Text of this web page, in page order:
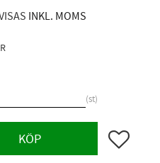
INKL. MOMS
st
KÖP Lägg till i